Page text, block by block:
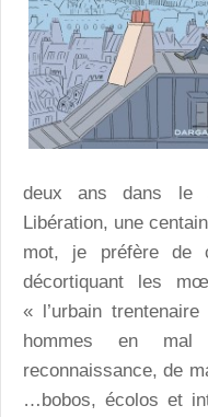
deux ans dans le
Libération, une
mot, je préfère de
décortiquant les
« l’urbain
hommes en mal
reconnaissance, de
…bobos, écolos et